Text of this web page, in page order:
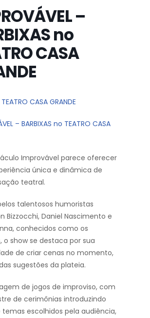
–
no
CASA
CASA GRANDE
– BARBIXAS no TEATRO CASA
Improvável parece oferecer
única e dinâmica de
teatral.
talentosos humoristas
Bizzocchi, Daniel Nascimento e
conhecidos como os
o show se destaca por sua
de criar cenas no momento,
sugestões da plateia.
de jogos de improviso, com
de cerimônias introduzindo
temas escolhidos pela audiência,